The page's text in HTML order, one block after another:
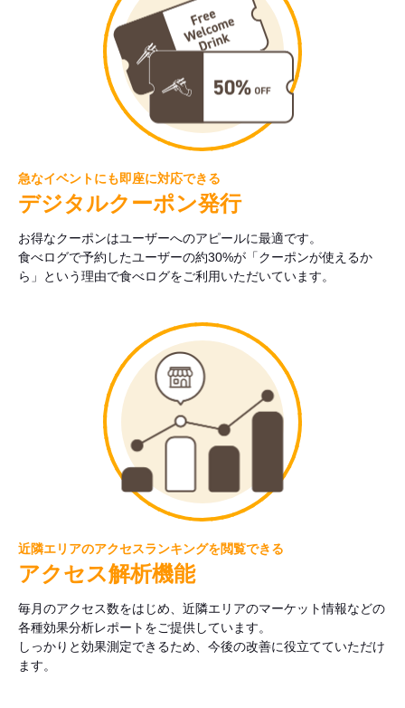
急なイベントにも即座に対応できる
デジタルクーポン発行
お得なクーポンはユーザーへのアピールに最適です。
食べログで予約したユーザーの約30%が「クーポンが使えるか
ら」という理由で食べログをご利用いただいています。
近隣エリアのアクセスランキングを閲覧できる
アクセス解析機能
毎月のアクセス数をはじめ、近隣エリアのマーケット情報などの
各種効果分析レポートをご提供しています。
しっかりと効果測定できるため、今後の改善に役立てていただけ
ます。